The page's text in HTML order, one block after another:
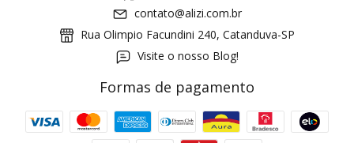
contato@alizi.com.br
Rua Olimpio Facundini 240, Catanduva-SP
Visite o nosso Blog!
Formas de pagamento
Cupom 1a compra: GANHE5